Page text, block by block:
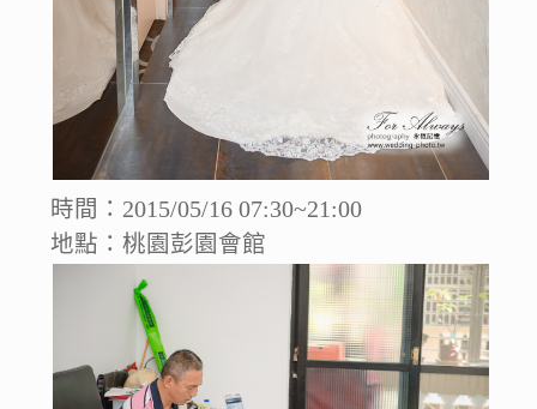
時間：2015/05/16 07:30~21:00
地點：桃園彭園會館